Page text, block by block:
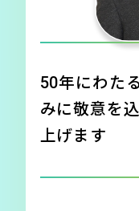
50年にわた
みに敬意を
上げます